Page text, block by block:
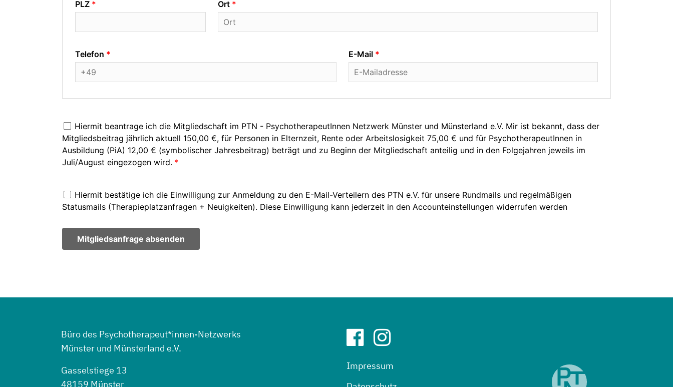
Büro des Psychotherapeut*innen-Netzwerks
Münster und Münsterland e.V.
Gasselstiege 13
48159 Münster
Impressum